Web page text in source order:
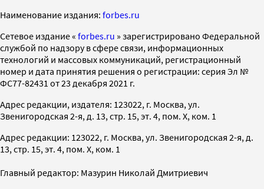
Наименование издания: forbes.ru
Cетевое издание « forbes.ru » зарегистрировано Федеральной
службой по надзору в сфере связи, информационных
технологий и массовых коммуникаций, регистрационный
номер и дата принятия решения о регистрации: серия Эл №
ФС77-82431 от 23 декабря 2021 г.
Адрес редакции, издателя: 123022, г. Москва, ул.
Звенигородская 2-я, д. 13, стр. 15, эт. 4, пом. X, ком. 1
Адрес редакции: 123022, г. Москва, ул. Звенигородская 2-я, д.
13, стр. 15, эт. 4, пом. X, ком. 1
Главный редактор: Мазурин Николай Дмитриевич